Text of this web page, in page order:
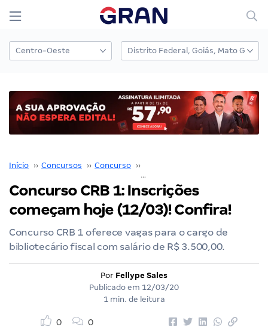
Início ›› Concursos ›› Concurso ››
Concurso CRB 1: Inscrições
começam hoje (12/03)! Confira!
Concurso CRB 1 oferece vagas para o cargo de
bibliotecário fiscal com salário de R$ 3.500,00.
Por Fellype Sales
Publicado em 12/03/20
1 min. de leitura
0 0